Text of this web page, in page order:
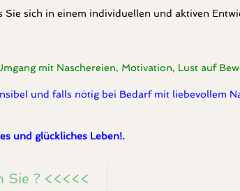
sich in einem individuellen und aktiven
mit Naschereien, Motivation, Lust auf
und falls nötig bei Bedarf mit liebevollem
und glückliches Leben!.
Sie ? <<<<<